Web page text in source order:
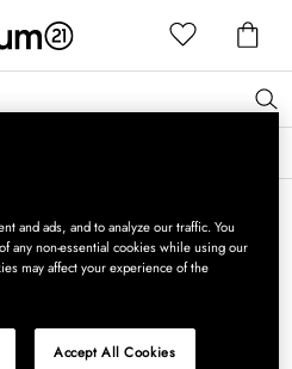
→
and ads, and to analyze our traffic. You
any non-essential cookies while using our
may affect your experience of the
Accept All Cookies